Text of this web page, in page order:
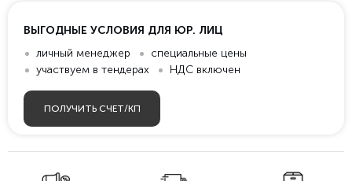
ВЫГОДНЫЕ УСЛОВИЯ ДЛЯ ЮР. ЛИЦ
личный менеджер
специальные цены
участвуем в тендерах
НДС включен
ПОЛУЧИТЬ СЧЕТ/КП